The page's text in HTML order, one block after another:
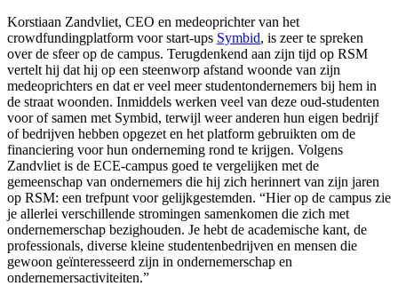
Korstiaan Zandvliet, CEO en medeoprichter van het
crowdfundingplatform voor start-ups Symbid, is zeer te spreken
over de sfeer op de campus. Terugdenkend aan zijn tijd op RSM
vertelt hij dat hij op een steenworp afstand woonde van zijn
medeoprichters en dat er veel meer studentondernemers bij hem in
de straat woonden. Inmiddels werken veel van deze oud-studenten
voor of samen met Symbid, terwijl weer anderen hun eigen bedrijf
of bedrijven hebben opgezet en het platform gebruikten om de
financiering voor hun onderneming rond te krijgen. Volgens
Zandvliet is de ECE-campus goed te vergelijken met de
gemeenschap van ondernemers die hij zich herinnert van zijn jaren
op RSM: een trefpunt voor gelijkgestemden. “Hier op de campus zie
je allerlei verschillende stromingen samenkomen die zich met
ondernemerschap bezighouden. Je hebt de academische kant, de
professionals, diverse kleine studentenbedrijven en mensen die
gewoon geïnteresseerd zijn in ondernemerschap en
ondernemersactiviteiten.”